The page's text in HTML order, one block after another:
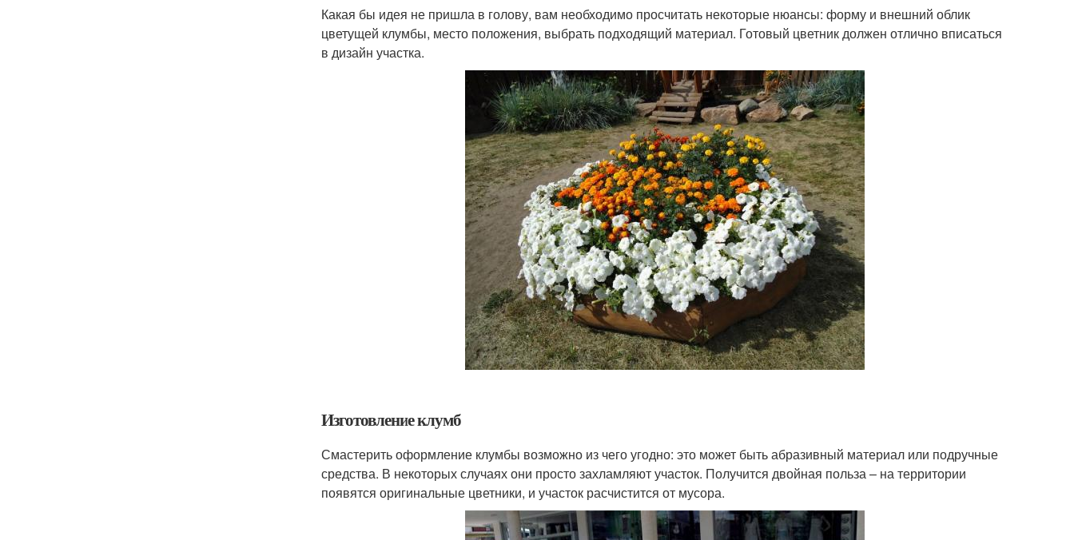
Какая бы идея не пришла в голову, вам необходимо просчитать некоторые нюансы: форму и внешний облик
цветущей клумбы, место положения, выбрать подходящий материал. Готовый цветник должен отлично вписаться
в дизайн участка.
Изготовление клумб
Смастерить оформление клумбы возможно из чего угодно: это может быть абразивный материал или подручные
средства. В некоторых случаях они просто захламляют участок. Получится двойная польза – на территории
появятся оригинальные цветники, и участок расчистится от мусора.